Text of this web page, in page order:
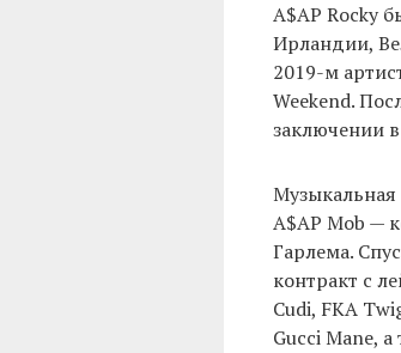
A$AP Rocky
Ирландии,
2019-м
Weekend.
заключении
Музыкальная
A$AP Mob —
Гарлема.
контракт с
Cudi, FKA
Gucci Mane,